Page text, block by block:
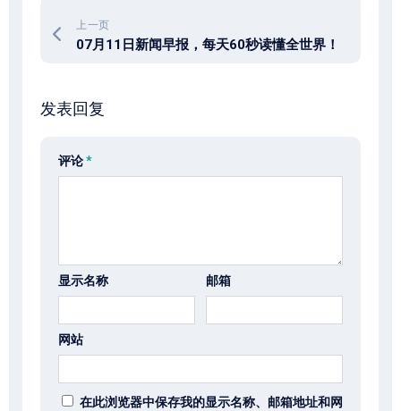
上一页
07月11日新闻早报，每天60秒读懂全世界！
发表回复
评论*
显示名称 邮箱
网站
在此浏览器中保存我的显示名称、邮箱地址和网